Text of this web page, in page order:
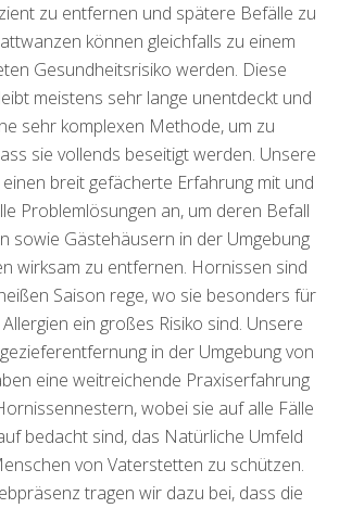
zu entfernen und spätere Befälle zu
können gleichfalls zu einem
Gesundheitsrisiko werden. Diese
meistens sehr lange unentdeckt und
sehr komplexen Methode, um zu
sie vollends beseitigt werden. Unsere
breit gefächerte Erfahrung mit und
Problemlösungen an, um deren Befall
sowie Gästehäusern in der Umgebung
wirksam zu entfernen. Hornissen sind
Saison rege, wo sie besonders für
ein großes Risiko sind. Unsere
in der Umgebung von
eine weitreichende Praxiserfahrung
wobei sie auf alle Fälle
bedacht sind, das Natürliche Umfeld
von Vaterstetten zu schützen.
tragen wir dazu bei, dass die